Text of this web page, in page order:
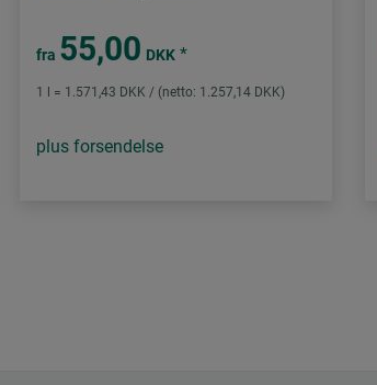
fra 55,00 DKK *
1 l = 1.571,43 DKK / (netto: 1.257,14 DKK)
plus forsendelse